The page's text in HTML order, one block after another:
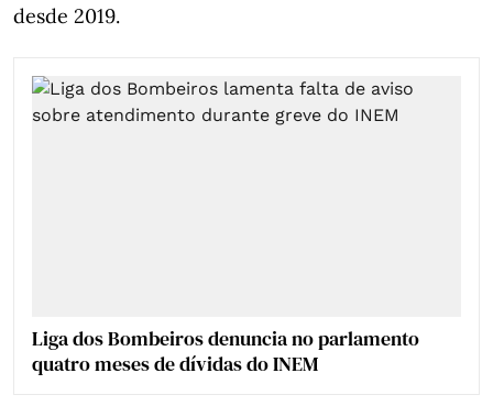
desde 2019.
Liga dos Bombeiros denuncia no parlamento
quatro meses de dívidas do INEM